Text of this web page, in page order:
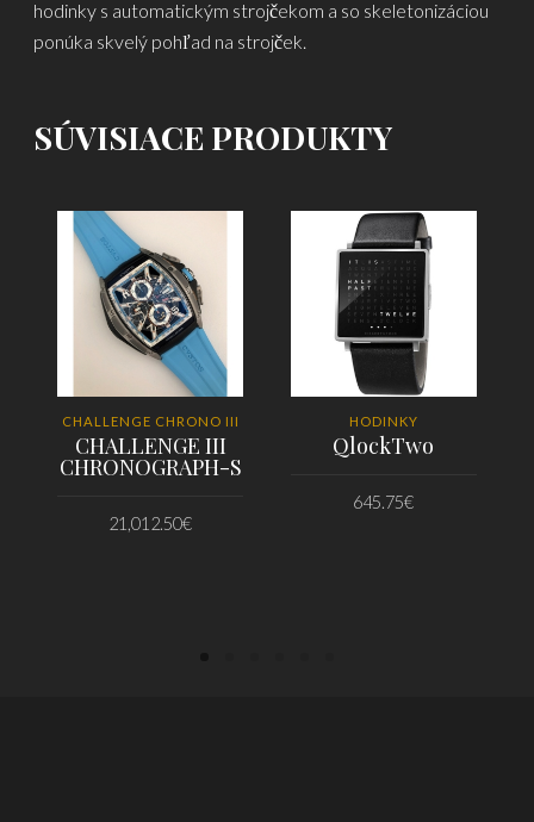
hodinky s automatickým strojčekom a so skeletonizáciou
ponúka skvelý pohľad na strojček.
SÚVISIACE PRODUKTY
CHALLENGE CHRONO III
CHALLENGE III
CHRONOGRAPH-S
21,012.50€
HODINKY
QlockTwo
645.75€